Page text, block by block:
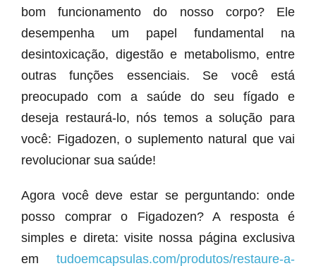
bom funcionamento do nosso corpo? Ele
desempenha um papel fundamental na
desintoxicação, digestão e metabolismo, entre
outras funções essenciais. Se você está
preocupado com a saúde do seu fígado e
deseja restaurá-lo, nós temos a solução para
você: Figadozen, o suplemento natural que vai
revolucionar sua saúde!
Agora você deve estar se perguntando: onde
posso comprar o Figadozen? A resposta é
simples e direta: visite nossa página exclusiva
em tudoemcapsulas.com/produtos/restaure-a-